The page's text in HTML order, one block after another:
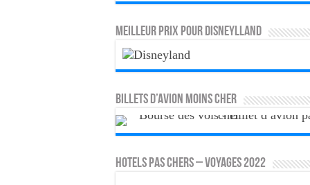
MEILLEUR PRIX POUR DISNEYLLAND
Billets d’avion moins cher
HOTELS PAS CHERS – VOYAGES 2022